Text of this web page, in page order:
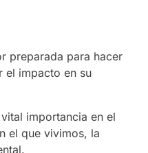
preparada para hacer
el impacto en su
importancia en el
el que vivimos, la